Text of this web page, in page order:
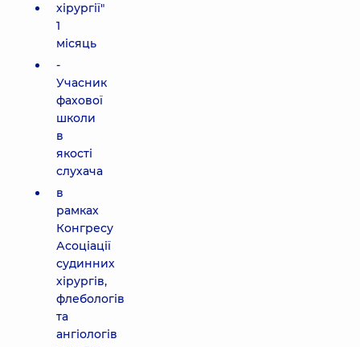
хірургії"
1
місяць
-
Учасник
фахової
школи
в
якості
слухача
в
рамках
Конгресу
Асоціації
судинних
хірургів,
флебологів
та
ангіологів